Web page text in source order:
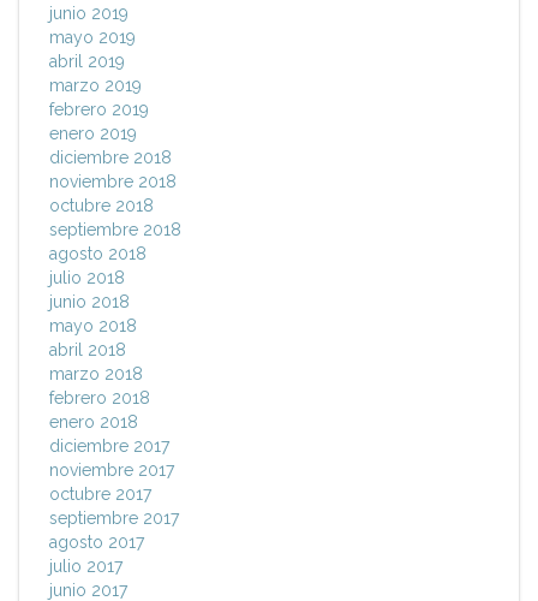
junio 2019
mayo 2019
abril 2019
marzo 2019
febrero 2019
enero 2019
diciembre 2018
noviembre 2018
octubre 2018
septiembre 2018
agosto 2018
julio 2018
junio 2018
mayo 2018
abril 2018
marzo 2018
febrero 2018
enero 2018
diciembre 2017
noviembre 2017
octubre 2017
septiembre 2017
agosto 2017
julio 2017
junio 2017